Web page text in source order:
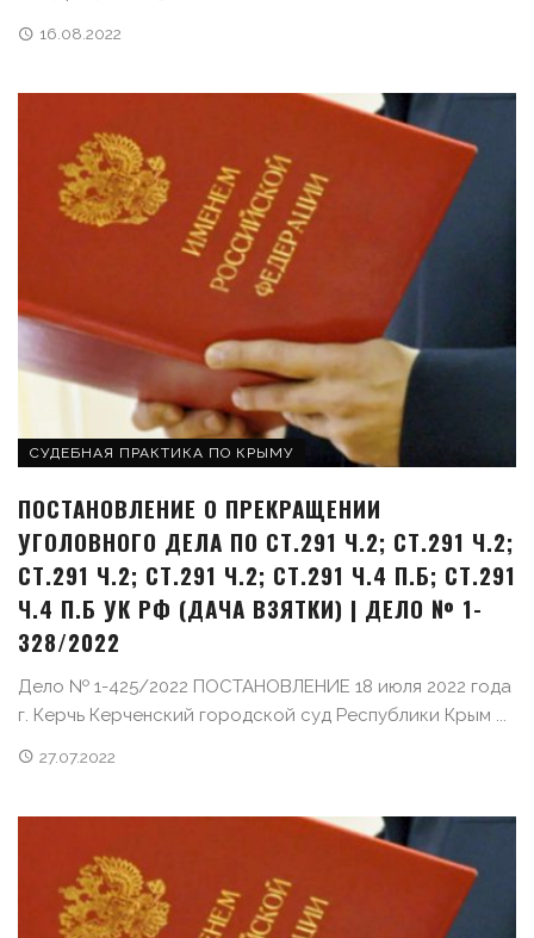
16.08.2022
СУДЕБНАЯ ПРАКТИКА ПО КРЫМУ
ПОСТАНОВЛЕНИЕ О ПРЕКРАЩЕНИИ
УГОЛОВНОГО ДЕЛА ПО СТ.291 Ч.2; СТ.291 Ч.2;
СТ.291 Ч.2; СТ.291 Ч.2; СТ.291 Ч.4 П.Б; СТ.291
Ч.4 П.Б УК РФ (ДАЧА ВЗЯТКИ) | ДЕЛО № 1-
328/2022
Дело № 1-425/2022 ПОСТАНОВЛЕНИЕ 18 июля 2022 года
г. Керчь Керченский городской суд Республики Крым ...
27.07.2022